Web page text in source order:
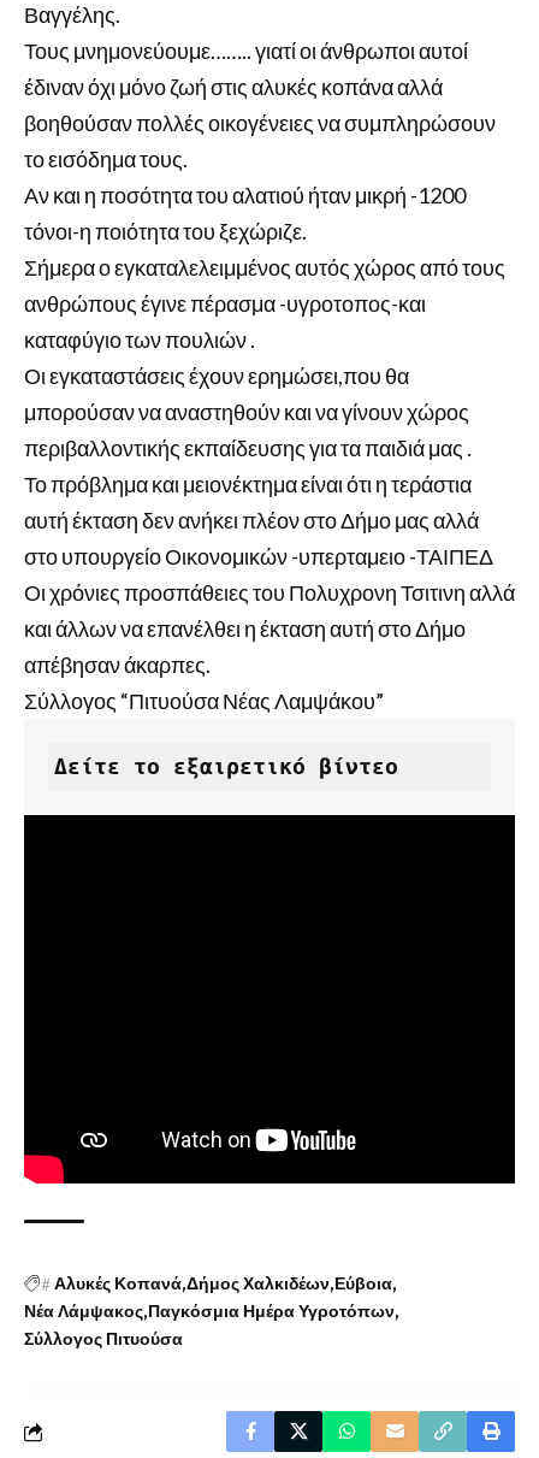
Βαγγέλης.
Τους μνημονεύουμε…….. γιατί οι άνθρωποι αυτοί
έδιναν όχι μόνο ζωή στις αλυκές κοπάνα αλλά
βοηθούσαν πολλές οικογένειες να συμπληρώσουν
το εισόδημα τους.
Αν και η ποσότητα του αλατιού ήταν μικρή -1200
τόνοι-η ποιότητα του ξεχώριζε.
Σήμερα ο εγκαταλελειμμένος αυτός χώρος από τους
ανθρώπους έγινε πέρασμα -υγροτοπος-και
καταφύγιο των πουλιών .
Οι εγκαταστάσεις έχουν ερημώσει,που θα
μπορούσαν να αναστηθούν και να γίνουν χώρος
περιβαλλοντικής εκπαίδευσης για τα παιδιά μας .
Το πρόβλημα και μειονέκτημα είναι ότι η τεράστια
αυτή έκταση δεν ανήκει πλέον στο Δήμο μας αλλά
στο υπουργείο Οικονομικών -υπερταμειο -ΤΑΙΠΕΔ
Οι χρόνιες προσπάθειες του Πολυχρονη Τσιτινη αλλά
και άλλων να επανέλθει η έκταση αυτή στο Δήμο
απέβησαν άκαρπες.
Σύλλογος “Πιτυούσα Νέας Λαμψάκου”
Δείτε το εξαιρετικό βίντεο
#Αλυκές Κοπανά Δήμος Χαλκιδέων Εύβοια
Νέα Λάμψακος Παγκόσμια Ημέρα Υγροτόπων
Σύλλογος Πιτυούσα